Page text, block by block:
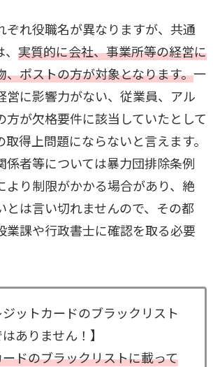
ぞれ役職名が異なりますが、共通
実質的に会社、事業所等の経営に
、ポストの方が対象となります。一
営に影響力がない、従業員、アル
方が欠格要件に該当していたとして
得上問題にならないと言えます。
係者等については暴力団排除条例
より制限がかかる場合があり、絶
とは言い切れませんので、その都
業課や行政書士に確認を取る必要
ジットカードのブラックリスト
ありません！】
ドのブラックリストに載って